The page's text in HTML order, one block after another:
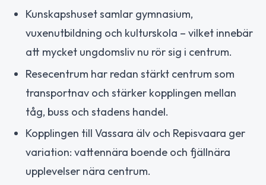
Kunskapshuset samlar gymnasium,
vuxenutbildning och kulturskola – vilket innebär
att mycket ungdomsliv nu rör sig i centrum.
Resecentrum har redan stärkt centrum som
transportnav och stärker kopplingen mellan
tåg, buss och stadens handel.
Kopplingen till Vassara älv och Repisvaara ger
variation: vattennära boende och fjällnära
upplevelser nära centrum.